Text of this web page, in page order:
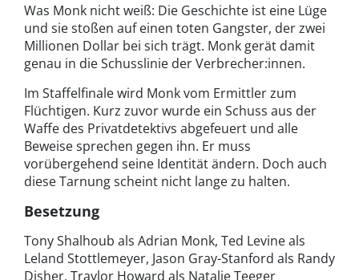
Was Monk nicht weiß: Die Geschichte ist eine Lüge
und sie stoßen auf einen toten Gangster, der zwei
Millionen Dollar bei sich trägt. Monk gerät damit
genau in die Schusslinie der Verbrecher:innen.
Im Staffelfinale wird Monk vom Ermittler zum
Flüchtigen. Kurz zuvor wurde ein Schuss aus der
Waffe des Privatdetektivs abgefeuert und alle
Beweise sprechen gegen ihn. Er muss
vorübergehend seine Identität ändern. Doch auch
diese Tarnung scheint nicht lange zu halten.
Besetzung
Tony Shalhoub als Adrian Monk, Ted Levine als
Leland Stottlemeyer, Jason Gray-Stanford als Randy
Disher, Traylor Howard als Natalie Teeger